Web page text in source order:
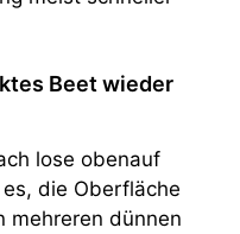
Beet wieder
lose obenauf
die Oberfläche
mehreren dünnen